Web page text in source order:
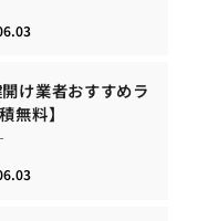
け業者おすすめラ
無料】